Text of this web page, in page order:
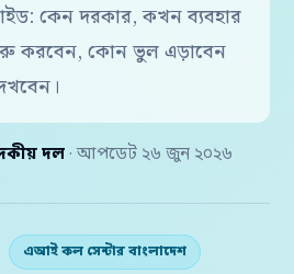
কেন দরকার, কখন ব্যবহার
করবেন, কোন ভুল এড়াবেন
দল · আপডেট ২৬ জুন ২০২৬
এআই কল সেন্টার বাংলাদেশ